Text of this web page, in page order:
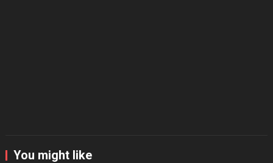
You might like